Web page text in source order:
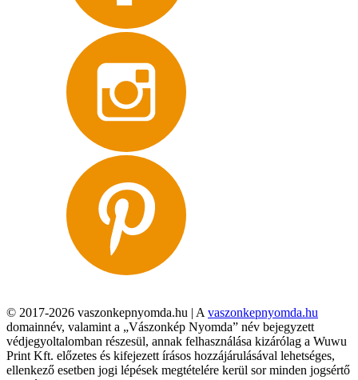
© 2017-2026 vaszonkepnyomda.hu | A vaszonkepnyomda.hu
domainnév, valamint a „Vászonkép Nyomda” név bejegyzett
védjegyoltalomban részesül, annak felhasználása kizárólag a Wuwu
Print Kft. előzetes és kifejezett írásos hozzájárulásával lehetséges,
ellenkező esetben jogi lépések megtételére kerül sor minden jogsértő